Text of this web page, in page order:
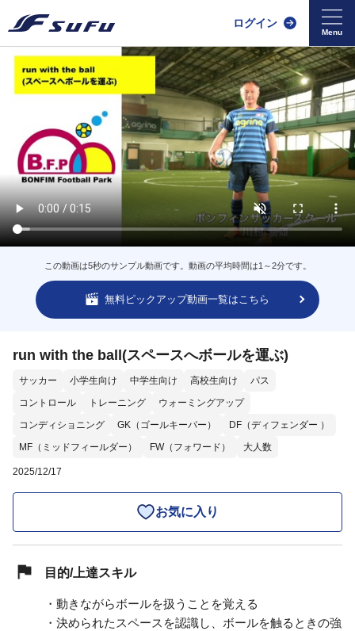
ログイン
この動画は5秒のサンプル動画です。動画の平均時間は1～2分です。
無料ピックアップ動画一覧はこちら
run with the ball(スペースへボールを運ぶ)
サッカー 小学生向け 中学生向け 高校生向け
パス
コントロール
トレーニング
ウォーミングアップ
コンディショニング
GK（ゴールキーパー）
DF（ディフェンダー ）
MF（ミッドフィールダー）
FW（フォワード） 大人数
2025/12/17
お気に入り
目的/上達スキル
・動きながらボールを扱うことを覚える
・決められたスペースを認識し、ボールを触るときの強